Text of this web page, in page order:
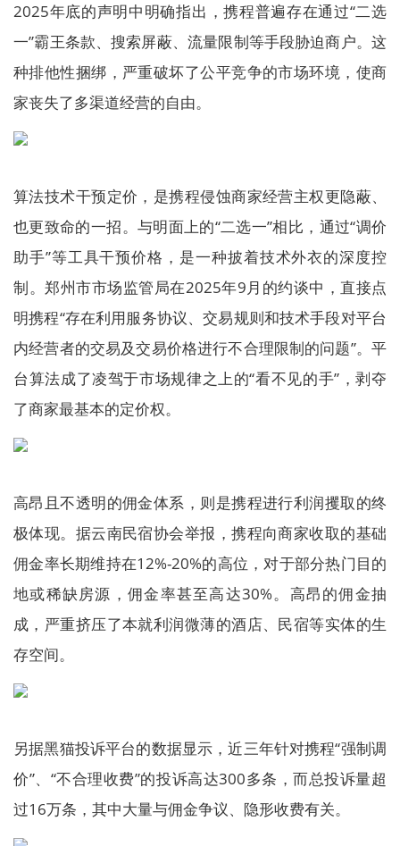
2025年底的声明中明确指出，携程普遍存在通过“二选
一”霸王条款、搜索屏蔽、流量限制等手段胁迫商户。这
种排他性捆绑，严重破坏了公平竞争的市场环境，使商
家丧失了多渠道经营的自由。
算法技术干预定价，是携程侵蚀商家经营主权更隐蔽、
也更致命的一招。与明面上的“二选一”相比，通过“调价
助手”等工具干预价格，是一种披着技术外衣的深度控
制。郑州市市场监管局在2025年9月的约谈中，直接点
明携程“存在利用服务协议、交易规则和技术手段对平台
内经营者的交易及交易价格进行不合理限制的问题”。平
台算法成了凌驾于市场规律之上的“看不见的手”，剥夺
了商家最基本的定价权。
高昂且不透明的佣金体系，则是携程进行利润攫取的终
极体现。据云南民宿协会举报，携程向商家收取的基础
佣金率长期维持在12%-20%的高位，对于部分热门目的
地或稀缺房源，佣金率甚至高达30%。高昂的佣金抽
成，严重挤压了本就利润微薄的酒店、民宿等实体的生
存空间。
另据黑猫投诉平台的数据显示，近三年针对携程“强制调
价”、“不合理收费”的投诉高达300多条，而总投诉量超
过16万条，其中大量与佣金争议、隐形收费有关。